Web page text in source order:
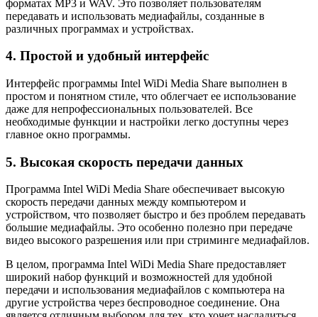
форматах MP3 и WAV. Это позволяет пользователям
передавать и использовать медиафайлы, созданные в
различных программах и устройствах.
4. Простой и удобный интерфейс
Интерфейс программы Intel WiDi Media Share выполнен в
простом и понятном стиле, что облегчает ее использование
даже для непрофессиональных пользователей. Все
необходимые функции и настройки легко доступны через
главное окно программы.
5. Высокая скорость передачи данных
Программа Intel WiDi Media Share обеспечивает высокую
скорость передачи данных между компьютером и
устройством, что позволяет быстро и без проблем передавать
большие медиафайлы. Это особенно полезно при передаче
видео высокого разрешения или при стриминге медиафайлов.
В целом, программа Intel WiDi Media Share предоставляет
широкий набор функций и возможностей для удобной
передачи и использования медиафайлов с компьютера на
другие устройства через беспроводное соединение. Она